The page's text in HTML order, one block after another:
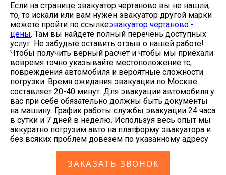
Если на странице эвакуатор чертаново вы не нашли,
то, то искали или вам нужен эвакуатор другой марки
можете пройти по ссылкеэвакуатор чертаново -
цены. Там вы найдете полный перечень доступных
услуг. Не забудьте оставить отзыв о нашей работе!
Чтобы получить верный расчет и чтобы мы приехали
вовремя точно указывайте местоположение тс,
повреждения автомобиля и вероятные сложности
погрузки. Время ожидания эвакуации по Москве
составляет 20-40 минут. Для эвакуации автомобиля у
вас при себе обязательно должны быть документы
на машину. График работы службы эвакуации 24 часа
в сутки и 7 дней в неделю. Используя весь опыт мы
аккуратно погрузим авто на платформу эвакуатора и
без всяких проблем довезем по указанному адресу
ЗАКАЗАТЬ ЗВОНОК